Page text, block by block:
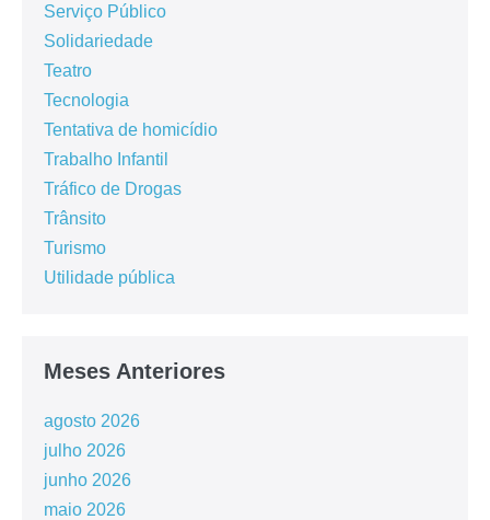
Serviço Público
Solidariedade
Teatro
Tecnologia
Tentativa de homicídio
Trabalho Infantil
Tráfico de Drogas
Trânsito
Turismo
Utilidade pública
Meses Anteriores
agosto 2026
julho 2026
junho 2026
maio 2026